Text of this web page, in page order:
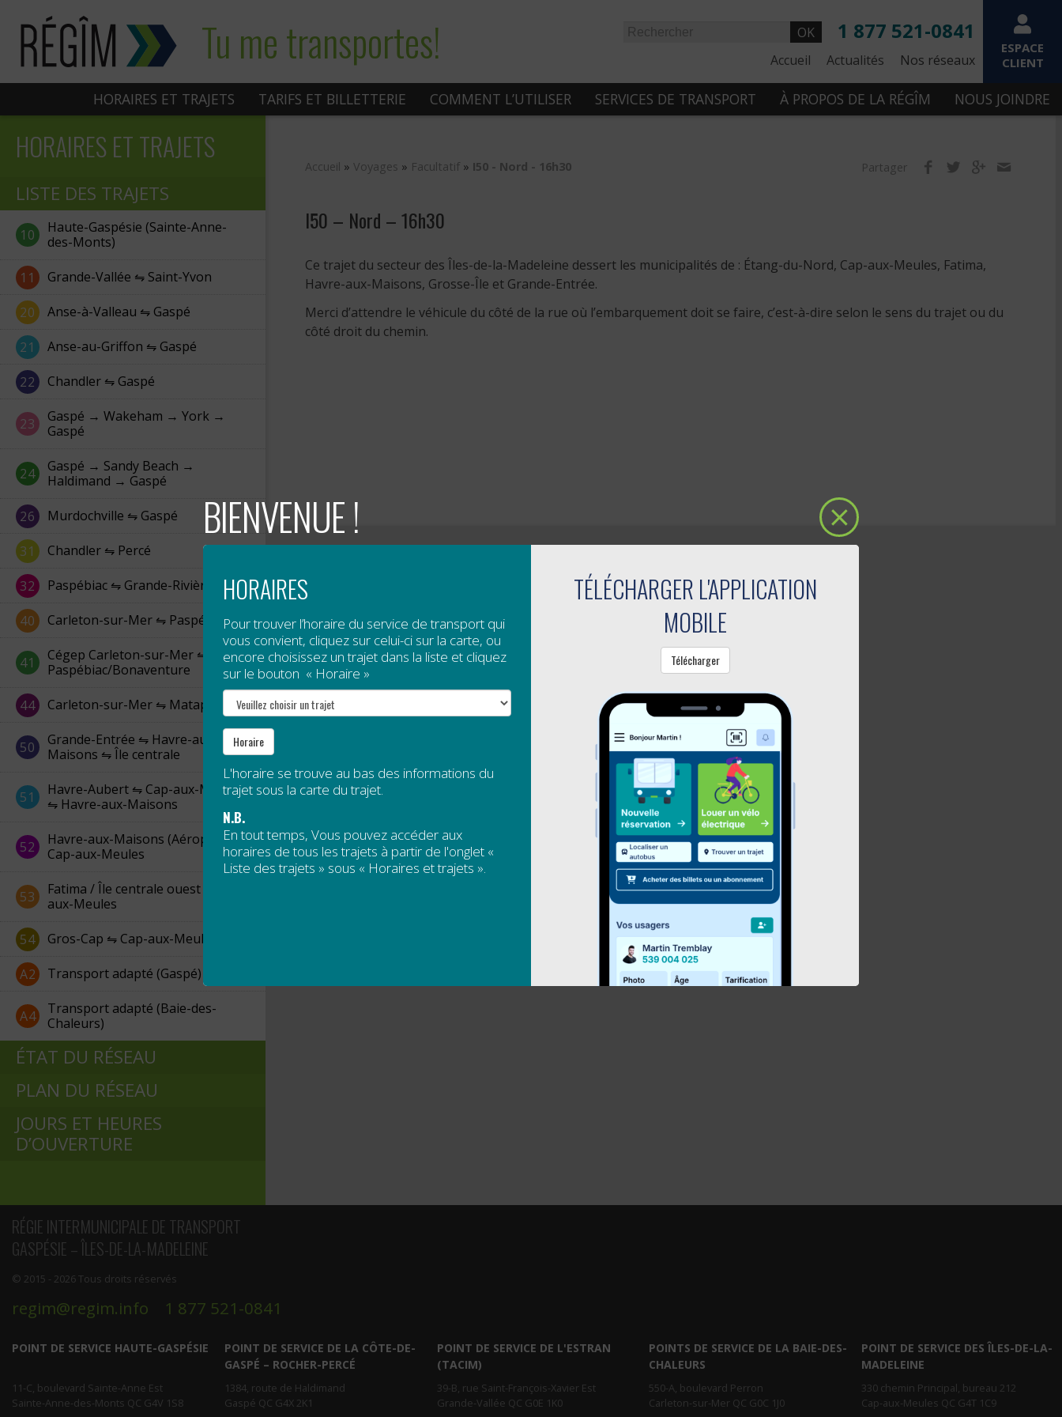
contenu
Tu me transportes!
ESPACE
CLIENT
1 877 521-0841
OK
Nos réseaux
Accueil Actualités
HORAIRES ET TRAJETS TARIFS ET BILLETTERIE COMMENT L’UTILISER SERVICES DE TRANSPORT À PROPOS DE LA RÉGÎM NOUS JOINDRE
HORAIRES ET TRAJETS
LISTE DES TRAJETS
10
Haute-Gaspésie (Sainte-Anne-
des-Monts)
11 Grande-Vallée ⇋ Saint-Yvon
20 Anse-à-Valleau ⇋ Gaspé
21 Anse-au-Griffon ⇋ Gaspé
22 Chandler ⇋ Gaspé
23
Gaspé → Wakeham → York →
Gaspé
24
Gaspé → Sandy Beach →
Haldimand → Gaspé
26 Murdochville ⇋ Gaspé
31 Chandler ⇋ Percé
32 Paspébiac ⇋ Grande-Rivière
40 Carleton-sur-Mer ⇋ Paspébiac
41
Cégep Carleton-sur-Mer ⇋
Paspébiac/Bonaventure
44 Carleton-sur-Mer ⇋ Matapédia
50
Grande-Entrée ⇋ Havre-aux-
Maisons ⇋ Île centrale
51
Havre-Aubert ⇋ Cap-aux-Meules
⇋ Havre-aux-Maisons
52
Havre-aux-Maisons (Aéroport) ⇋
Cap-aux-Meules
53
Fatima / Île centrale ouest ⇋ Cap-
aux-Meules
54 Gros-Cap ⇋ Cap-aux-Meules
A2 Transport adapté (Gaspé)
A4
Transport adapté (Baie-des-
Chaleurs)
ÉTAT DU RÉSEAU
PLAN DU RÉSEAU
JOURS ET HEURES
D’OUVERTURE
Accueil » Voyages » Facultatif » I50 - Nord - 16h30 Partager
I50 – Nord – 16h30
Ce trajet du secteur des Îles-de-la-Madeleine dessert les municipalités de : Étang-du-Nord, Cap-aux-Meules, Fatima,
Havre-aux-Maisons, Grosse-Île et Grande-Entrée.
Merci d’attendre le véhicule du côté de la rue où l’embarquement doit se faire, c’est-à-dire selon le sens du trajet ou du
côté droit du chemin.
RÉGIE INTERMUNICIPALE DE TRANSPORT
GASPÉSIE – ÎLES-DE-LA-MADELEINE
© 2015 - 2026 Tous droits réservés
regim@regim.info 1 877 521-0841
POINT DE SERVICE HAUTE-GASPÉSIE
11-C, boulevard Sainte-Anne Est
Sainte-Anne-des-Monts QC G4V 1S8
POINT DE SERVICE DE LA CÔTE-DE-
GASPÉ – ROCHER-PERCÉ
1384, route de Haldimand
Gaspé QC G4X 2K1
POINT DE SERVICE DE L'ESTRAN
(TACIM)
39-B, rue Saint-François-Xavier Est
Grande-Vallée QC G0E 1K0
POINTS DE SERVICE DE LA BAIE-DES-
CHALEURS
550-A, boulevard Perron
Carleton-sur-Mer QC G0C 1J0
POINT DE SERVICE DES ÎLES-DE-LA-
MADELEINE
330 chemin Principal, bureau 212
Cap-aux-Meules QC G4T 1C9
BIENVENUE !
HORAIRES
Pour trouver l’horaire du service de transport qui
vous convient, cliquez sur celui-ci sur la carte, ou
encore choisissez un trajet dans la liste et cliquez
sur le bouton « Horaire »
Horaire
L'horaire se trouve au bas des informations du
trajet sous la carte du trajet.
N.B.
En tout temps, Vous pouvez accéder aux
horaires de tous les trajets à partir de l'onglet «
Liste des trajets » sous « Horaires et trajets ».
TÉLÉCHARGER L'APPLICATION
MOBILE
Télécharger